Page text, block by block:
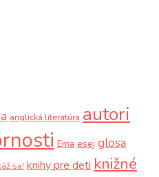
anglická literatúra autori
Ema esej glosa
sa! knihy pre deti knižné